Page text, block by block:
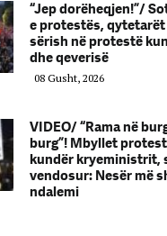
“Jep dorëheqjen!”/
e protestës, qytetarët
sërish në protestë
dhe qeverisë
08 Gusht, 2026
VIDEO/ “Rama në
burg”! Mbyllet
kundër kryeministrit,
vendosur: Nesër më
ndalemi